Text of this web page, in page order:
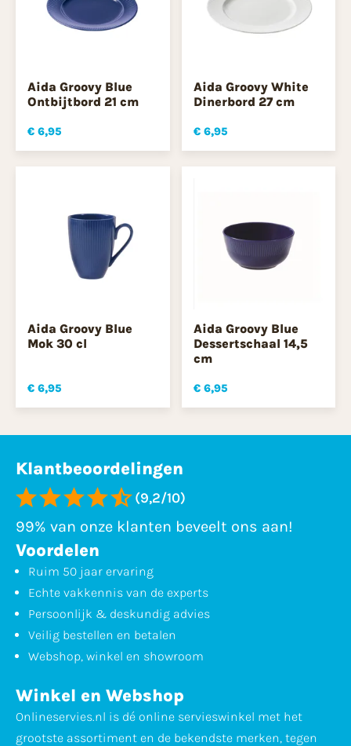
Aida Groovy Blue
Ontbijtbord 21 cm
€ 6,95
Aida Groovy White
Dinerbord 27 cm
€ 6,95
Aida Groovy Blue
Mok 30 cl
€ 6,95
Aida Groovy Blue
Dessertschaal 14,5
cm
€ 6,95
Klantbeoordelingen
(9,2/10)
99% van onze klanten beveelt ons aan!
Voordelen
Ruim 50 jaar ervaring
Echte vakkennis van de experts
Persoonlijk & deskundig advies
Veilig bestellen en betalen
Webshop, winkel en showroom
Winkel en Webshop
Onlineservies.nl is dé online servieswinkel met het
grootste assortiment en de bekendste merken, tegen